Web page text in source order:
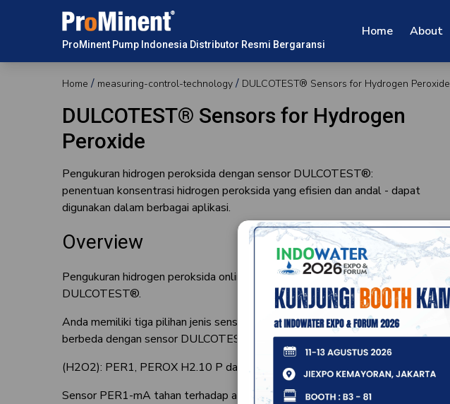
ProMinent Pump Indonesia Distributor Resmi Bergaransi
Home About
Home measuring-control-technology DULCOTEST® Sensors for Hydrogen Peroxide
DULCOTEST® Sensors for Hydrogen
Peroxide
Pengukuran hidrogen peroksida dengan sensor DULCOTEST®:
penentuan konsentrasi hidrogen peroksida yang efisien dan andal - dapat
digunakan dalam berbagai aplikasi.
Overview
Pengukuran hidrogen peroksida online yang andal dengan sensor
DULCOTEST®.
Anda memiliki tiga pilihan jenis sensor untuk aplikasi dengan persyaratan
berbeda dengan sensor DULCOTEST® kami untuk hidrogen peroksida.
(H2O2): PER1, PEROX H2.10 P dan PEROX H 3E.
Sensor PER1-mA tahan terhadap air yang terkontaminasi dan dapat